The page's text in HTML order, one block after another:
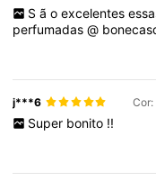
S ã o excelentes
perfumadas@
j***6 Cor:
Super bonito !!